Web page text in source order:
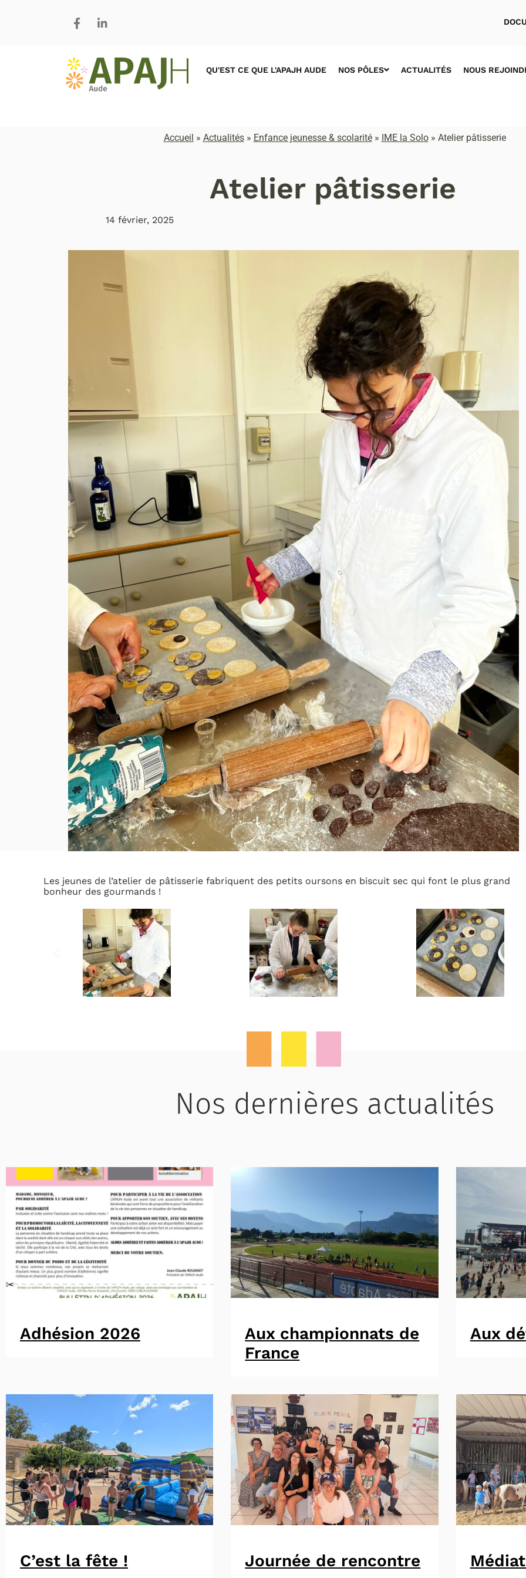
QU'EST CE QUE L'APAJH AUDE NOS PÔLES ACTUALITÉS NOUS
Accueil » Actualités» Enfance jeunesse & scolarité» IME la Solo» Atelier pâtisserie
Atelier pâtisserie
14 février, 2025
Les jeunes de l’atelier de pâtisserie fabriquent des petits oursons en biscuit sec qui font le plus grand
bonheur des gourmands !
Nos dernières actualités
Adhésion 2026
Aux championnats de
France
Aux
C’est la fête ! Journée de rencontre